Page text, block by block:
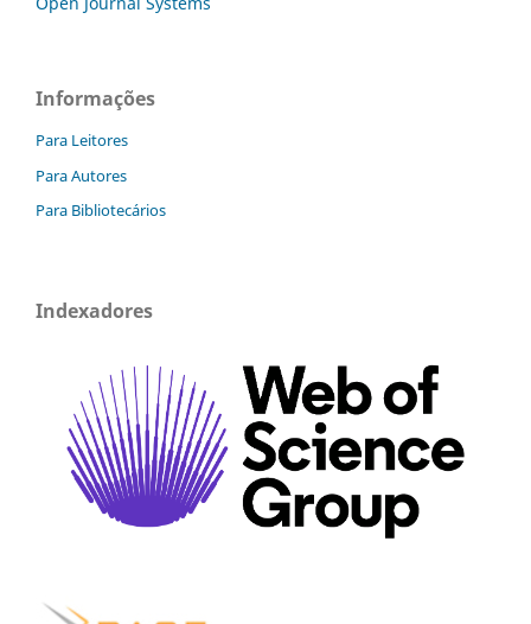
Informações
Para Leitores
Para Autores
Para Bibliotecários
Indexadores